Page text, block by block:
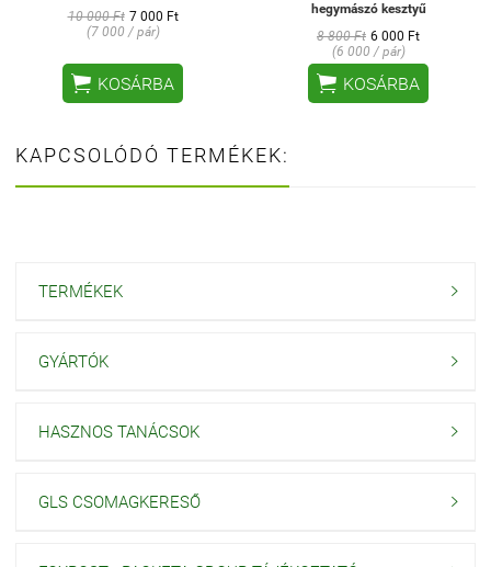
10 000 Ft 7 000 Ft
(7 000 / pár)
 KOSÁRBA
hegymászó kesztyű
8 800 Ft 6 000 Ft
(6 000 / pár)
 KOSÁRBA
KAPCSOLÓDÓ TERMÉKEK:
TERMÉKEK 
GYÁRTÓK 
HASZNOS TANÁCSOK 
GLS CSOMAGKERESŐ 